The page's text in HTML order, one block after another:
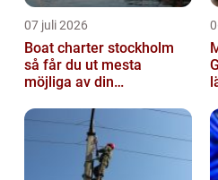
07 juli 2026
Boat charter stockholm
så får du ut mesta
möjliga av din